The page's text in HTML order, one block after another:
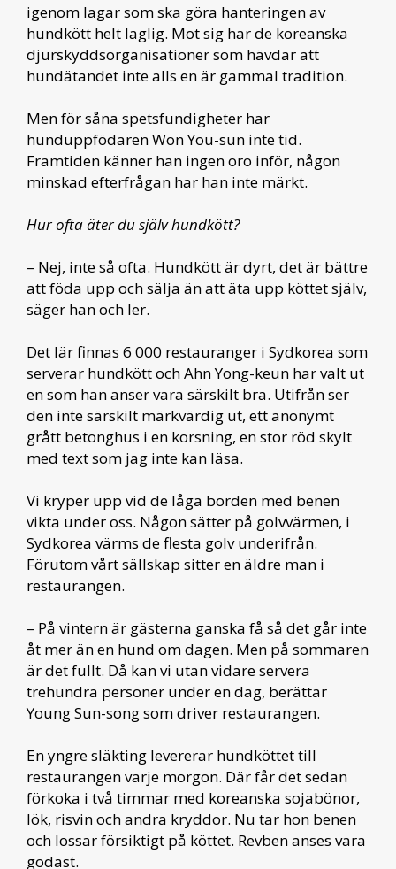
igenom lagar som ska göra hanteringen av
hundkött helt laglig. Mot sig har de koreanska
djurskyddsorganisationer som hävdar att
hundätandet inte alls en är gammal tradition.
Men för såna spetsfundigheter har
hunduppfödaren Won You-sun inte tid.
Framtiden känner han ingen oro inför, någon
minskad efterfrågan har han inte märkt.
Hur ofta äter du själv hundkött?
– Nej, inte så ofta. Hundkött är dyrt, det är bättre
att föda upp och sälja än att äta upp köttet själv,
säger han och ler.
Det lär finnas 6 000 restauranger i Sydkorea som
serverar hundkött och Ahn Yong-keun har valt ut
en som han anser vara särskilt bra. Utifrån ser
den inte särskilt märkvärdig ut, ett anonymt
grått betonghus i en korsning, en stor röd skylt
med text som jag inte kan läsa.
Vi kryper upp vid de låga borden med benen
vikta under oss. Någon sätter på golvvärmen, i
Sydkorea värms de flesta golv underifrån.
Förutom vårt sällskap sitter en äldre man i
restaurangen.
– På vintern är gästerna ganska få så det går inte
åt mer än en hund om dagen. Men på sommaren
är det fullt. Då kan vi utan vidare servera
trehundra personer under en dag, berättar
Young Sun-song som driver restaurangen.
En yngre släkting levererar hundköttet till
restaurangen varje morgon. Där får det sedan
förkoka i två timmar med koreanska sojabönor,
lök, risvin och andra kryddor. Nu tar hon benen
och lossar försiktigt på köttet. Revben anses vara
godast.